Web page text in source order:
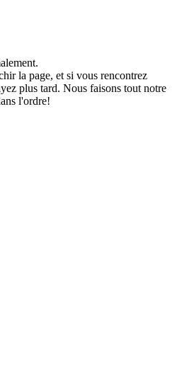
la page, et si vous rencontrez
plus tard. Nous faisons tout notre
l'ordre!